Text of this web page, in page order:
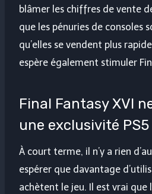
blâmer les chiffres de vente
que les pénuries de consoles
qu’elles se vendent plus
espère également stimuler
Final Fantasy XVI
une exclusivité PS5
À court terme, il n’y a rien
espérer que davantage
achètent le jeu. Il est vrai que